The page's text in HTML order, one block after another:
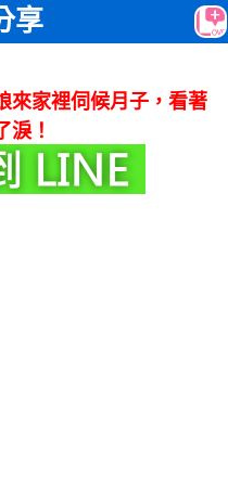
享
來家裡伺候月子，看著
淚！